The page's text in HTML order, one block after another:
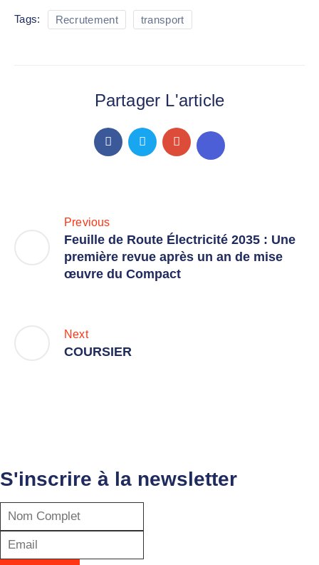
Tags: Recrutement transport
Partager L'article
Previous
Feuille de Route Électricité 2035 : Une
première revue après un an de mise
œuvre du Compact
Next
COURSIER
S'inscrire à la newsletter